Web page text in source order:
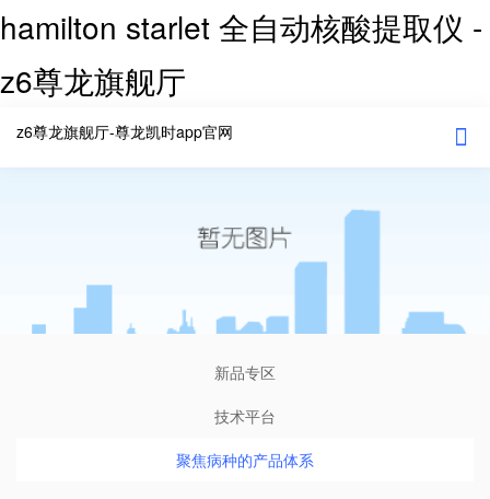
hamilton starlet 全自动核酸提取仪 -
z6尊龙旗舰厅
z6尊龙旗舰厅-尊龙凯时app官网
新品专区
技术平台
聚焦病种的产品体系